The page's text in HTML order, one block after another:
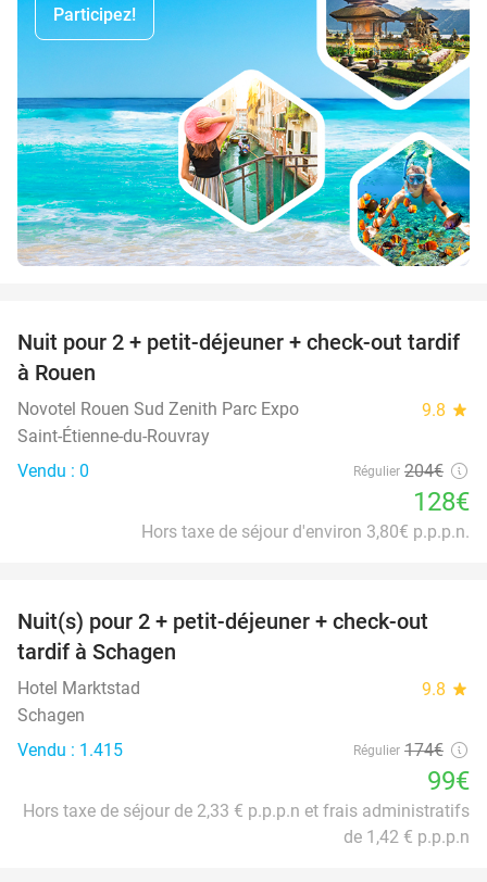
Participez!
37%
Nuit pour 2 + petit-déjeuner + check-out tardif
à Rouen
Novotel Rouen Sud Zenith Parc Expo 9.8 star
Saint-Étienne-du-Rouvray
Vendu : 0
Régulier 204€
128€
Hors taxe de séjour d'environ 3,80€ p.p.p.n.
43%
Nuit(s) pour 2 + petit-déjeuner + check-out
tardif à Schagen
Hotel Marktstad 9.8 star
Schagen
Vendu : 1.415
Régulier 174€
99€
Hors taxe de séjour de 2,33 € p.p.p.n et frais administratifs
de 1,42 € p.p.p.n